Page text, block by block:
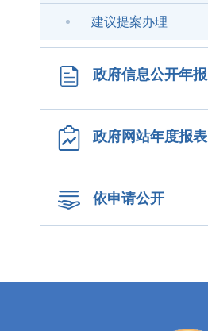
建议提案办理
政府信息公开年报
政府网站年度报表
依申请公开